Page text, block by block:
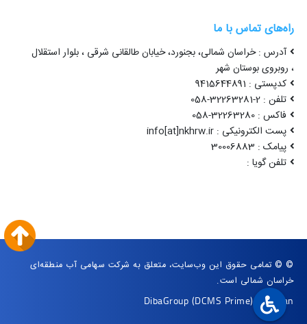
راه‌های تماس با ما
آدرس : خراسان شمالی، بجنورد، خیابان طالقانی شرقی ، بلوار استقلال
، روبروی بوستان شهر
کدپستی : 9415644891
تلفن : 2-32263281-058
فاکس : 32263280-058
پست الکترونیکی : info[at]nkhrw.ir
پیامک : 30006883
تلفن گویا :
© © تمامی حقوق این وب‌سایت، متعلق به شرکت سهامی آب منطقه‌ای
خراسان شمالی است.
DibaGroup (DCMS Prime)|Arvan